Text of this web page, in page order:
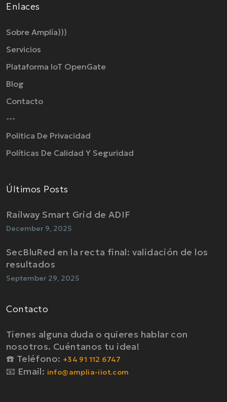
Enlaces
Sobre Amplía)))
Servicios
Plataforma IoT OpenGate
Blog
Contacto
---
Politica De Privacidad
Políticas De Calidad Y Seguridad
Últimos Posts
Railway Smart Grid de ADIF
December 9, 2025
SecBluRed en la recta final: validación de los
resultados
September 29, 2025
Contacto
Tienes alguna duda o quieres hablar con
nosotros. Cuéntanos tu idea!
☎️ Teléfono: +34 91 112 6747
📧 Email: info@amplia-iiot.com